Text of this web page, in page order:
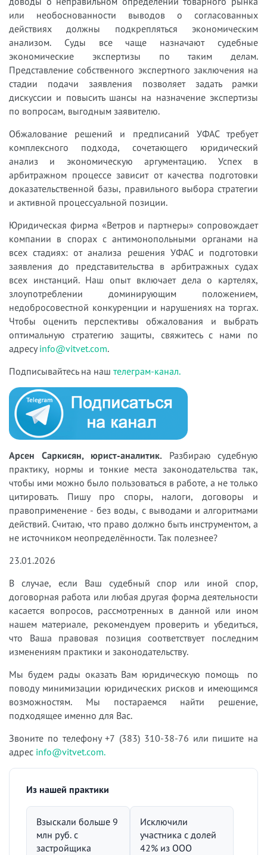
или необоснованности выводов о согласованных
действиях должны подкрепляться экономическим
анализом. Суды все чаще назначают судебные
экономические экспертизы по таким делам.
Представление собственного экспертного заключения на
стадии подачи заявления позволяет задать рамки
дискуссии и повысить шансы на назначение экспертизы
по вопросам, выгодным заявителю.
Обжалование решений и предписаний УФАС требует
комплексного подхода, сочетающего юридический
анализ и экономическую аргументацию. Успех в
арбитражном процессе зависит от качества подготовки
доказательственной базы, правильного выбора стратегии
и активной процессуальной позиции.
Юридическая фирма «Ветров и партнеры» сопровождает
компании в спорах с антимонопольными органами на
всех стадиях: от анализа решения УФАС и подготовки
заявления до представительства в арбитражных судах
всех инстанций. Наш опыт включает дела о картелях,
злоупотреблении доминирующим положением,
недобросовестной конкуренции и нарушениях на торгах.
Чтобы оценить перспективы обжалования и выбрать
оптимальную стратегию защиты, свяжитесь с нами по
адресуinfo@vitvet.com.
Подписывайтесь на наш телеграм-канал.
Арсен Саркисян, юрист-аналитик. Разбираю судебную
практику, нормы и тонкие места законодательства так,
чтобы ими можно было пользоваться в работе, а не только
цитировать. Пишу про споры, налоги, договоры и
правоприменение - без воды, с выводами и алгоритмами
действий. Считаю, что право должно быть инструментом, а
не источником неопределённости. Так полезнее?
23.01.2026
В случае, если Ваш судебный спор или иной спор,
договорная работа или любая другая форма деятельности
касается вопросов, рассмотренных в данной или ином
нашем материале, рекомендуем проверить и убедиться,
что Ваша правовая позиция соответствует последним
изменениям практики и законодательству.
Мы будем рады оказать Вам юридическую помощь по
поводу минимизации юридических рисков и имеющимся
возможностям. Мы постараемся найти решение,
подходящее именно для Вас.
Звоните по телефону +7 (383) 310-38-76 или пишите на
адрес info@vitvet.com.
Из нашей практики
Взыскали больше 9
млн руб. с
застройщика
Исключили
участника с долей
42% из ООО